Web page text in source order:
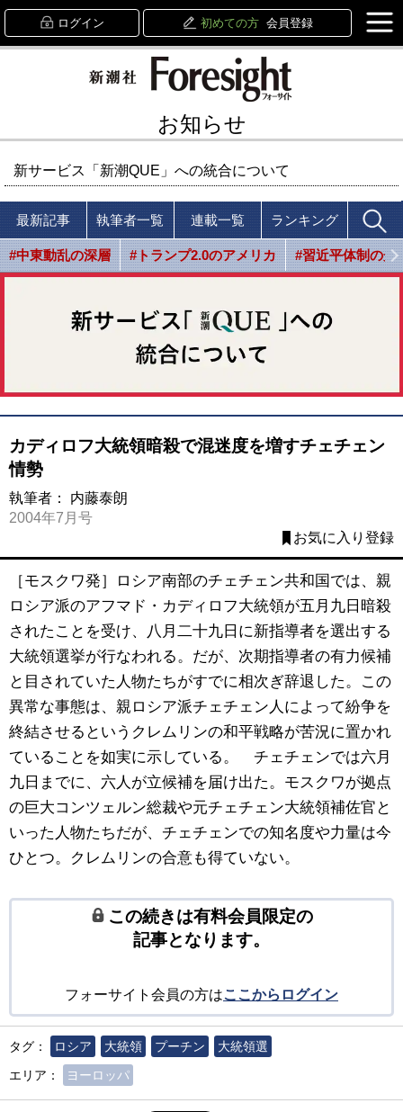
ログイン 初めての方 会員登録
お知らせ
新サービス「新潮QUE」への統合について
最新記事 執筆者一覧 連載一覧 ランキング
#中東動乱の深層 #トランプ2.0のアメリカ #習近平体制の光
カディロフ大統領暗殺で混迷度を増すチェチェン
情勢
執筆者： 内藤泰朗
2004年7月号
お気に入り登録
［モスクワ発］ロシア南部のチェチェン共和国では、親
ロシア派のアフマド・カディロフ大統領が五月九日暗殺
されたことを受け、八月二十九日に新指導者を選出する
大統領選挙が行なわれる。だが、次期指導者の有力候補
と目されていた人物たちがすでに相次ぎ辞退した。この
異常な事態は、親ロシア派チェチェン人によって紛争を
終結させるというクレムリンの和平戦略が苦況に置かれ
ていることを如実に示している。 チェチェンでは六月
九日までに、六人が立候補を届け出た。モスクワが拠点
の巨大コンツェルン総裁や元チェチェン大統領補佐官と
いった人物たちだが、チェチェンでの知名度や力量は今
ひとつ。クレムリンの合意も得ていない。
この続きは有料会員限定の
記事となります。
フォーサイト会員の方はここからログイン
タグ： ロシア 大統領 プーチン
大統領選
エリア：
ヨーロッパ